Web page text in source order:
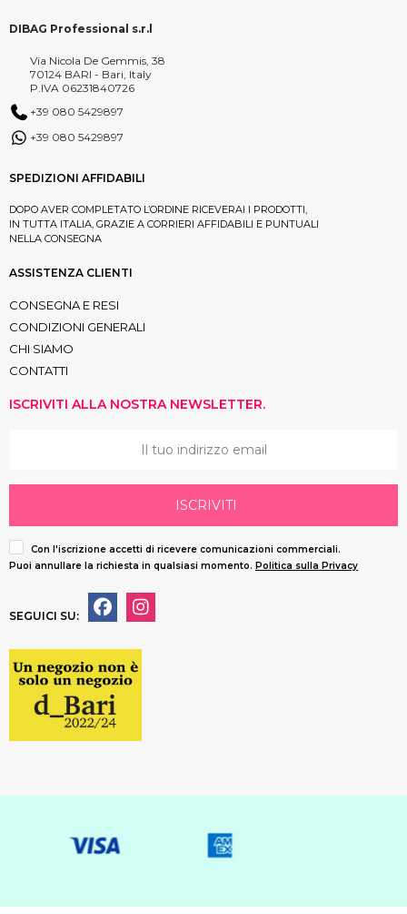
DIBAG Professional s.r.l
Via Nicola De Gemmis, 38
70124 BARI - Bari, Italy
P.IVA 06231840726
+39 080 5429897
+39 080 5429897
SPEDIZIONI AFFIDABILI
DOPO AVER COMPLETATO L’ORDINE RICEVERAI I PRODOTTI,
IN TUTTA ITALIA, GRAZIE A CORRIERI AFFIDABILI E PUNTUALI
NELLA CONSEGNA
ASSISTENZA CLIENTI
CONSEGNA E RESI
CONDIZIONI GENERALI
CHI SIAMO
CONTATTI
ISCRIVITI ALLA NOSTRA NEWSLETTER.
ISCRIVITI
Con l'iscrizione accetti di ricevere comunicazioni commerciali.
Puoi annullare la richiesta in qualsiasi momento. Politica sulla Privacy
SEGUICI SU: